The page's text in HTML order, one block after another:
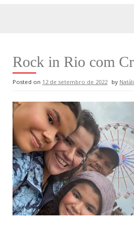
Rock in Rio com
Posted on 12 de setembro de 2022 by